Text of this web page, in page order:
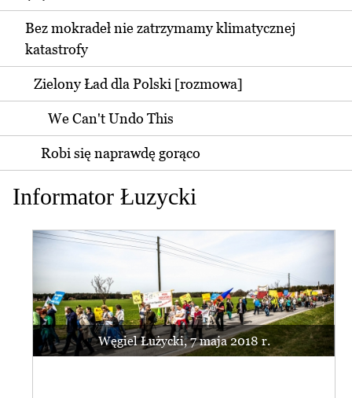
Bez mokradeł nie zatrzymamy klimatycznej
katastrofy
Zielony Ład dla Polski [rozmowa]
We Can't Undo This
Robi się naprawdę gorąco
Informator Łuzycki
Węgiel Łużycki, 7 maja 2018 r.